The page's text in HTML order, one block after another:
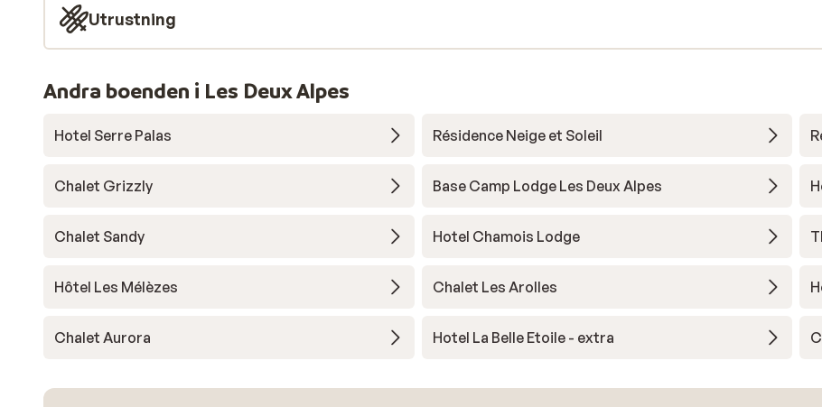
Utrustning
Andra boenden i Les Deux Alpes
Hotel Serre Palas Résidence Neige et Soleil
Chalet Grizzly Base Camp Lodge Les Deux Alpes
Chalet Sandy Hotel Chamois Lodge
Hôtel Les Mélèzes Chalet Les Arolles
Chalet Aurora Hotel La Belle Etoile - extra